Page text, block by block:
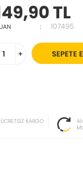
TL
: 107495
+ SEPETE
ÜCRETSİZ KARGO